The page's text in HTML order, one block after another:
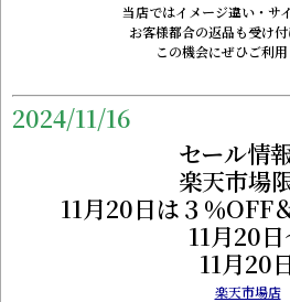
当店ではイメージ違い・サ
お客様都合の返品も受け
この機会にぜひご利
2024/11/16
セール情
楽天市場
11月20日は３％OFF
11月20
11月20
楽天市場店